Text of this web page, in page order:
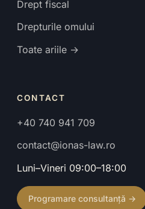
Drept fiscal
Drepturile omului
Toate ariile →
CONTACT
+40 740 941 709
contact@ionas-law.ro
Luni–Vineri 09:00–18:00
Programare consultanță →